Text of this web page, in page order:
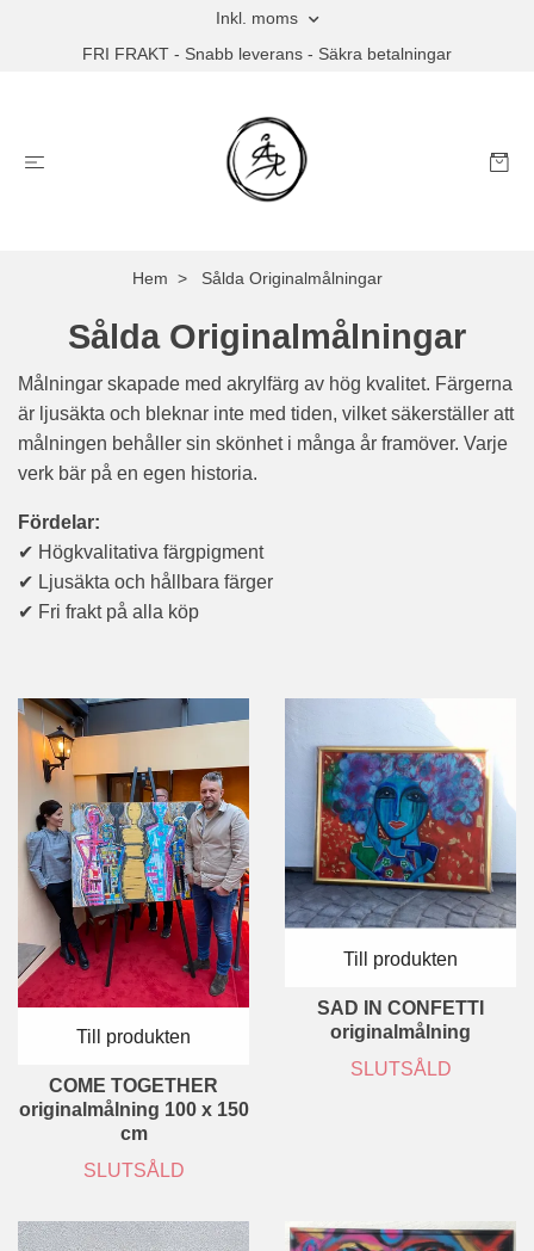
Inkl. moms
FRI FRAKT - Snabb leverans - Säkra betalningar
Hem Sålda Originalmålningar
Sålda Originalmålningar
Målningar skapade med akrylfärg av hög kvalitet. Färgerna
är ljusäkta och bleknar inte med tiden, vilket säkerställer att
målningen behåller sin skönhet i många år framöver. Varje
verk bär på en egen historia.
Fördelar:
✔ Högkvalitativa färgpigment
✔ Ljusäkta och hållbara färger
✔ Fri frakt på alla köp
Till produkten
COME TOGETHER
originalmålning 100 x 150
cm
SLUTSÅLD
Till produkten
SAD IN CONFETTI
originalmålning
SLUTSÅLD